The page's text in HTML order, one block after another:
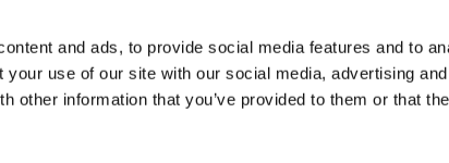
and ads, to provide social media features and to
your use of our site with our social media, advertising
other information that you’ve provided to them or that